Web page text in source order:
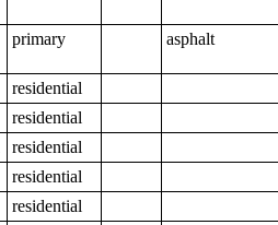
primary asphalt
residential
residential
residential
residential
residential